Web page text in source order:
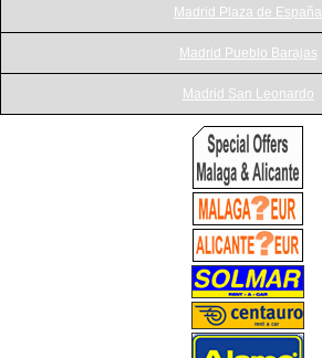
Madrid Plaza de España
Madrid Pueblo Barajas
Madrid San Leonardo